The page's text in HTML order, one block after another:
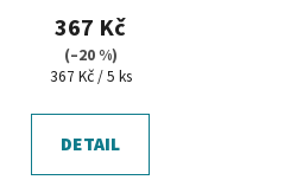
367 Kč
(–20 %)
Měrná
367 Kč / 5 ks
DETAIL